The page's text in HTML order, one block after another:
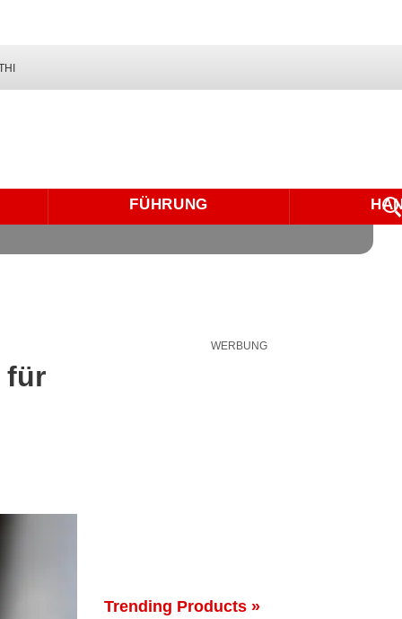
FÜHRUNG
für
WERBUNG
Trending Products »